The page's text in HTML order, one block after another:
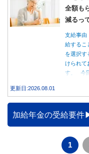
全額も
減るっ
支給事由
給するこ
を選択す
けられて
す。 今
更新日:2026.08.01
加給年金の受給要件
1